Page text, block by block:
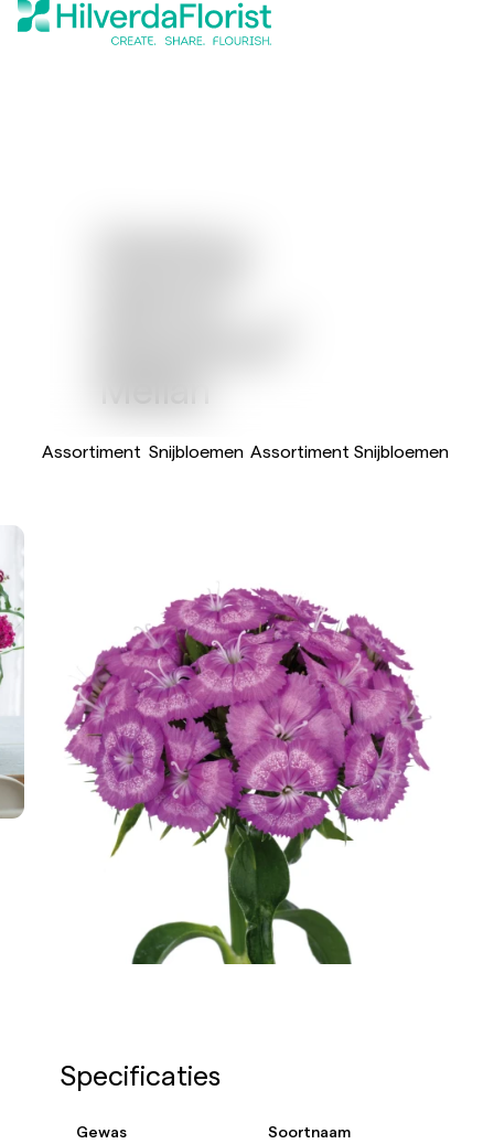
Assortiment Snijbloemen Assortiment Snijbloemen
Specificaties
Gewas Soortnaam